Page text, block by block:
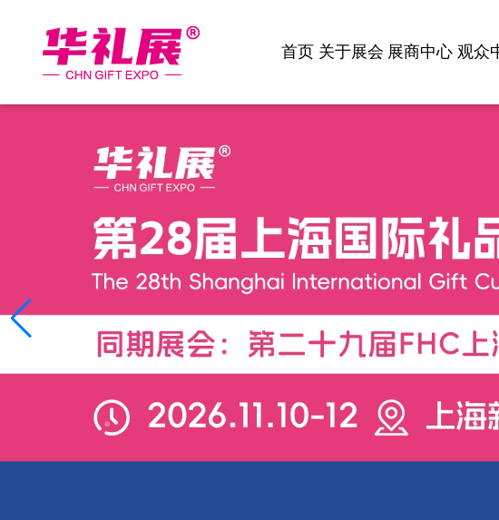
首页 关于展会 展商中心 观众